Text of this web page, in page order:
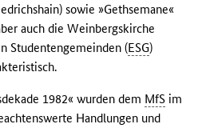
sowie »Gethsemane«
auch die Weinbergskirche
Studentengemeinden (ESG)
1982« wurden dem MfS im
Handlungen und